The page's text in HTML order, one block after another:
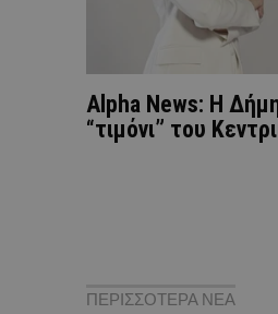
Alpha News: Η
“τιμόνι” του
ΠΕΡΙΣΣΟΤΕΡΑ ΝΕΑ